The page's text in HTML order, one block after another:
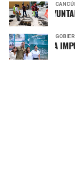
LEZAMA